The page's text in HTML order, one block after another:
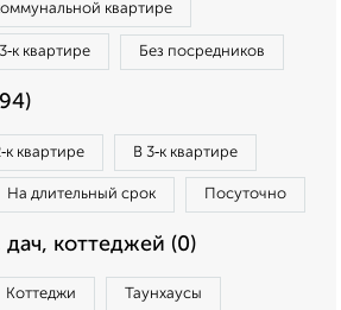
квартире
квартире Без посредников
квартире В 3‑к квартире
На длительный срок Посуточно
коттеджей (0)
Коттеджи Таунхаусы